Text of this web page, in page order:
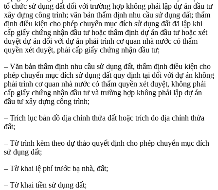
tổ chức sử dụng đất đối với trường hợp không phải lập dự án đầu tư
xây dựng công trình; văn bản thẩm định nhu cầu sử dụng đất; thẩm
định điều kiện cho phép chuyển mục đích sử dụng đất đã lập khi
cấp giấy chứng nhận đầu tư hoặc thẩm định dự án đầu tư hoặc xét
duyệt dự án đối với dự án phải trình cơ quan nhà nước có thẩm
quyền xét duyệt, phải cấp giấy chứng nhận đầu tư;
– Văn bản thẩm định nhu cầu sử dụng đất, thẩm định điều kiện cho
phép chuyển mục đích sử dụng đất quy định tại đối với dự án không
phải trình cơ quan nhà nước có thẩm quyền xét duyệt, không phải
cấp giấy chứng nhận đầu tư và trường hợp không phải lập dự án
đầu tư xây dựng công trình;
– Trích lục bản đồ địa chính thửa đất hoặc trích đo địa chính thửa
đất;
– Tờ trình kèm theo dự thảo quyết định cho phép chuyển mục đích
sử dụng đất;
– Tờ khai lệ phí trước bạ nhà, đất;
– Tờ khai tiền sử dụng đất;